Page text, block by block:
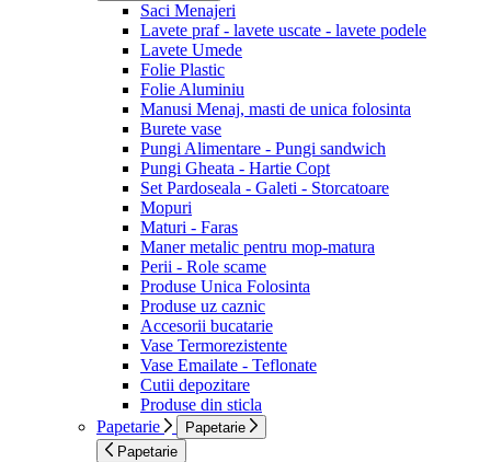
Saci Menajeri
Lavete praf - lavete uscate - lavete podele
Lavete Umede
Folie Plastic
Folie Aluminiu
Manusi Menaj, masti de unica folosinta
Burete vase
Pungi Alimentare - Pungi sandwich
Pungi Gheata - Hartie Copt
Set Pardoseala - Galeti - Storcatoare
Mopuri
Maturi - Faras
Maner metalic pentru mop-matura
Perii - Role scame
Produse Unica Folosinta
Produse uz caznic
Accesorii bucatarie
Vase Termorezistente
Vase Emailate - Teflonate
Cutii depozitare
Produse din sticla
Papetarie
Papetarie
Papetarie